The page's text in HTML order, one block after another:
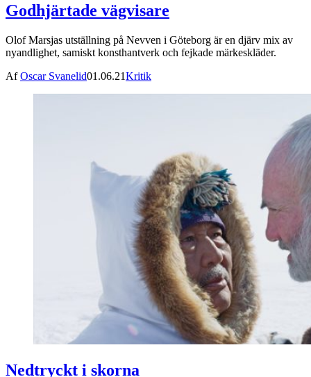
Godhjärtade vägvisare
Olof Marsjas utställning på Nevven i Göteborg är en djärv mix av
nyandlighet, samiskt konsthantverk och fejkade märkeskläder.
AfOscar Svanelid01.06.21Kritik
Nedtryckt i skorna